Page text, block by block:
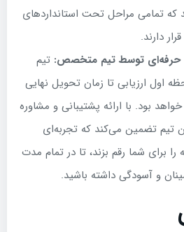
که تمامی مراحل تحت استانداردهای
دارند.
حرفه‌ای توسط تیم متخصص: تیم
اول ارزیابی تا زمان تحویل نهایی
بود. با ارائه پشتیبانی و مشاوره
تیم تضمین می‌کند که تجربه‌ای
برای شما رقم بزند، تا در تمام مدت
و آسودگی داشته باشید.